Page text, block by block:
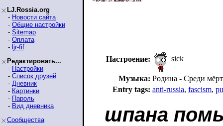
LJ.Rossia.org
- Новости сайта
- Общие настройки
- Sitemap
- Оплата
- ljr-fif
Редактировать...
- Настройки
- Список друзей
- Дневник
- Картинки
- Пароль
- Вид дневника
Сообщества
Настроение: sick
Музыка: Родина - Среди
Entry tags: anti-russia, fascism,
шпана